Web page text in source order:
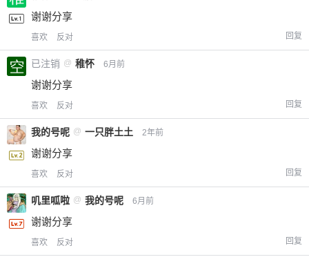
谢谢分享
喜欢 反对 回复
已注销 @ 稚怀 6月前
谢谢分享
喜欢 反对 回复
我的号呢 @ 一只胖土土 2年前
谢谢分享
喜欢 反对 回复
叽里呱啦 @ 我的号呢 6月前
谢谢分享
喜欢 反对 回复